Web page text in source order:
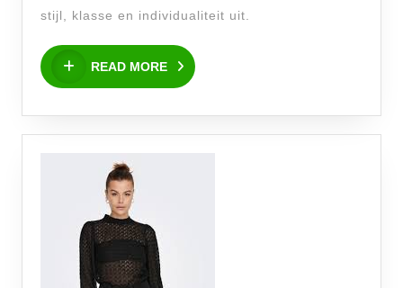
Uniek
stijl, klasse en individualiteit uit.
READ MORE
READ
MORE